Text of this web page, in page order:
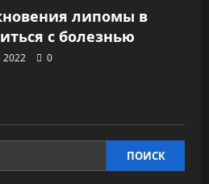
липомы в
с болезнью
2022 0
ПОИСК